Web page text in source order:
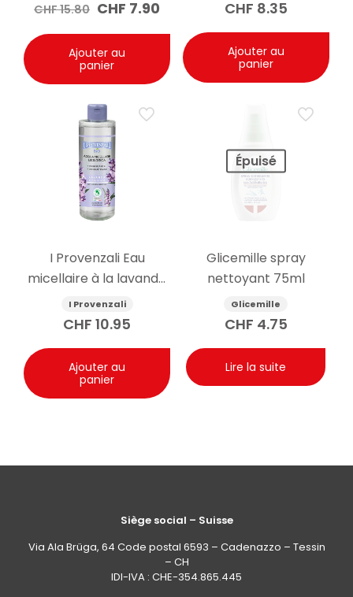
CHF15.80 Le
initial
était :
CHF 15.80.
CHF 7.90
actuel
est :
CHF 7.90.
Ajouter au
panier
CHF 8.35
Ajouter au
panier
I Provenzali Eau
micellaire à la lavande
bio 400ml
I Provenzali
CHF 10.95
Ajouter au
panier
Épuisé
Glicemille spray
nettoyant 75ml
Glicemille
CHF 4.75
Lire la suite
Siège social – Suisse
Via Ala Brüga, 64 Code postal 6593 – Cadenazzo – Tessin
– CH
IDI-IVA : CHE-354.865.445